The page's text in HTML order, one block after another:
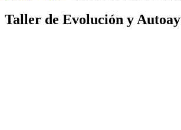
Taller de Evolución y